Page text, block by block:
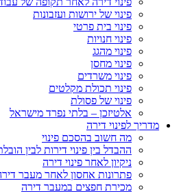
פינוי של ירושות ועזבונות
פינוי בית פרטי
פינוי חנויות
פינוי מהגג
פינוי מחסן
פינוי משרדים
פינוי תכולת מקלטים
פינוי של פסולת
אלטיזכן – בלתי נפרד מישראל
מדריך לפינוי דירה
מה חשוב בהסכם פינוי
ההבדל בין פינוי דירות לבין
ניקיון לאחר פינוי דירה
פתרונות אחסון לאחר מעבר
מכירת חפצים במעבר דירה